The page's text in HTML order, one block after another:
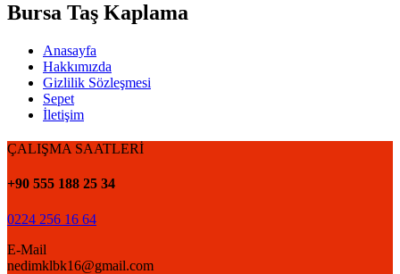
Bursa Taş Kaplama
Anasayfa
Hakkımızda
Gizlilik Sözleşmesi
Sepet
İletişim
ÇALIŞMA SAATLERİ
+90 555 188 25 34
0224 256 16 64
E-Mail
nedimklbk16@gmail.com